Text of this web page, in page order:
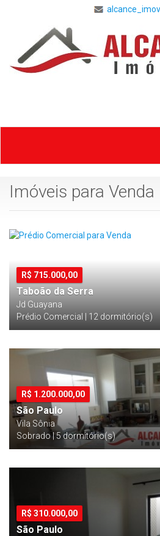
Imóveis para Venda
R$ 715.000,00
Taboão da Serra
Jd Guayana
Prédio Comercial | 12 dormitório(s)
R$ 1.200.000,00
São Paulo
Vila Sônia
Sobrado | 5 dormitório(s)
R$ 310.000,00
São Paulo